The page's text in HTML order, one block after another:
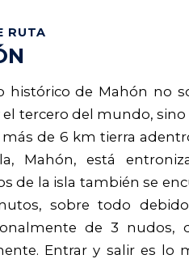
RUTA
histórico de Mahón no
el tercero del mundo,
de 6 km tierra
Mahón, está
de la isla también se
sobre todo
de 3 nudos,
Entrar y salir es lo